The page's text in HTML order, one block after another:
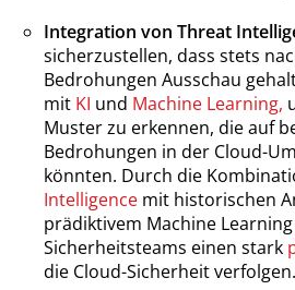
Integration von Threat
sicherzustellen, dass stets
Bedrohungen Ausschau
mit KI und Machine Learning,
Muster zu erkennen, die auf
Bedrohungen in der Cloud-
könnten. Durch die
Intelligence mit historischen
prädiktivem Machine
Sicherheitsteams einen stark
die Cloud-Sicherheit verfolgen.